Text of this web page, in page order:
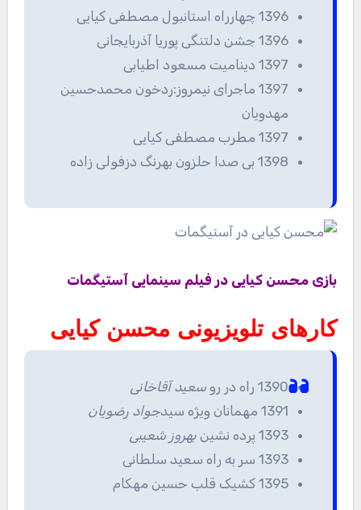
1396 چهارراه استانبول مصطفی کیایی
1396 جشن دلتنگی پوریا آذربایجانی
1397 دینامیت مسعود اطیابی
1397 ماجرای نیمروز:ردخون محمدحسین
مهدویان
1397 مطرب مصطفی کیایی
1398 بی صدا حلزون بهرنگ دزفولی زاده
بازی محسن کیایی در فیلم سینمایی آستیگمات
کارهای تلویزیونی محسن کیایی
1390 راه در رو
سعید آقاخانی
1391 مهمانان ویژه سید
جواد رضویان
1393 پرده نشین
بهروز شعیبی
1393 سر به راه سعید سلطانی
1395 کشیک قلب حسین مهکام